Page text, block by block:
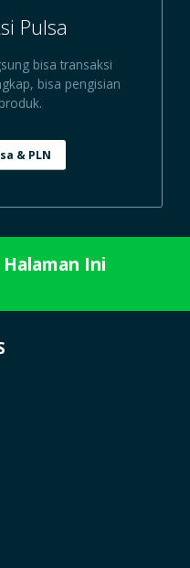
Pulsa
bisa transaksi
bisa pengisian
& PLN
Ini